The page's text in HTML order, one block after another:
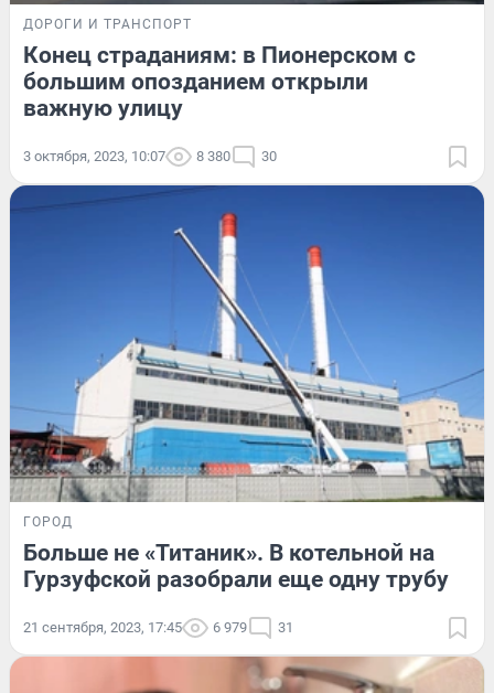
ДОРОГИ И ТРАНСПОРТ
Конец страданиям: в Пионерском с
большим опозданием открыли
важную улицу
3 октября, 2023, 10:07 8 380 30
ГОРОД
Больше не «Титаник». В котельной на
Гурзуфской разобрали еще одну трубу
21 сентября, 2023, 17:45 6 979 31